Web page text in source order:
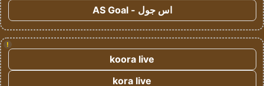
اس جول - AS Goal
!
koora live
kora live